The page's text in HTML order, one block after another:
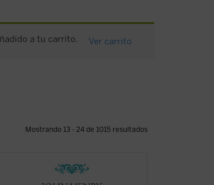
a tu carrito. Ver carrito
Mostrando 13 - 24 de 1015 resultados
En 1842, tras la aparición del sexto